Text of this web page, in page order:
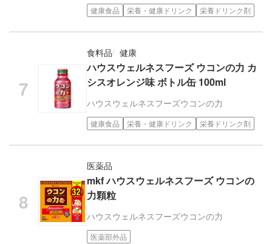
健康食品 栄養・健康ドリンク 栄養ドリンク剤
食料品 健康
ハウスウェルネスフーズ ウコンの力 カ
シスオレンジ味 ボトル缶 100ml
ハウスウェルネスフーズウコンの力
健康食品 栄養・健康ドリンク 栄養ドリンク剤
医薬品
mkf ハウスウェルネスフーズ ウコンの
力顆粒
ハウスウェルネスフーズウコンの力
医薬部外品